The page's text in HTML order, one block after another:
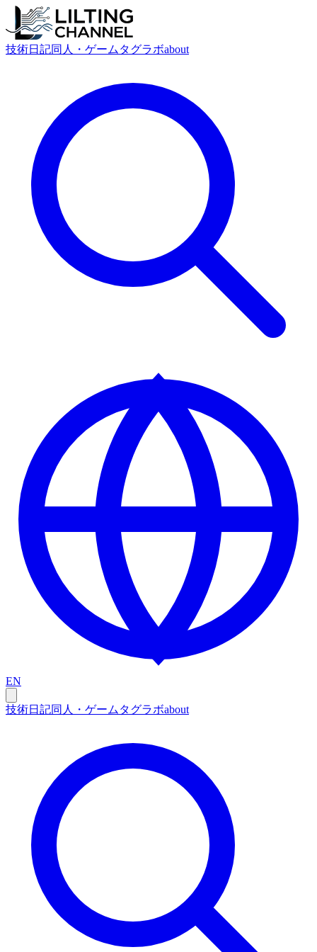
技術日記同人・ゲーム タグラボabout
EN
技術日記同人・ゲーム タグラボabout